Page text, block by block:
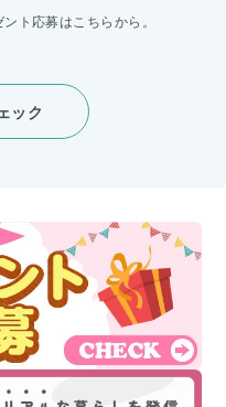
ト応募はこちらから。
ック